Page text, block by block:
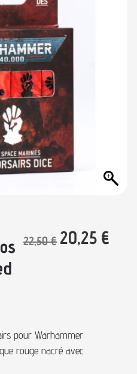
20,25 €
22,50€
pour Warhammer
rouge nacré avec